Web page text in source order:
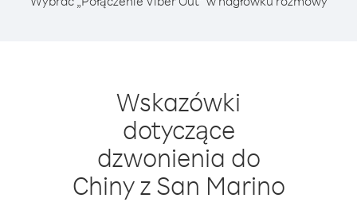
Wskazówki
dotyczące
dzwonienia do
Chiny z San Marino